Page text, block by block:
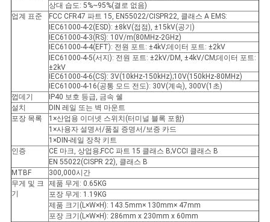
상대 습도: 5%~95%(결로 없음)
업계 표준
FCC CFR47 파트 15, EN55022/CISPR22, 클래스 A EMS:
IEC61000-4-2(ESD): ±8kV(접점), ±15kV(공기)
IEC61000-4-3(RS): 10V/m(80MHz-2GHz)
IEC61000-4-4(EFT): 전원 포트: ±4kV;데이터 포트: ±2kV
IEC61000-4-5(서지): 전원 포트: ±2kV/DM, ±4kV/CM;데이터 포트:
±2kV
IEC61000-4-6(CS): 3V(10kHz-150kHz);10V(150kHz-80MHz)
IEC61000-4-16(공통 모드 전도): 30V(계속), 300V(1초)
껍데기
IP40 보호 등급, 금속 쉘
설치
DIN 레일 또는 벽 마운트
포장 목록
1×산업용 이더넷 스위치(터미널 ​​블록 포함)
1×사용자 설명서/품질 증명서/보증 카드
1×DIN-레일 장착 키트
인증
CE 마크, 상업용;FCC 파트 15 클래스 B;VCCI 클래스 B
EN 55022(CISPR 22), 클래스 B
MTBF
300,000시간
무게 및 크
기
제품 무게: 0.65KG
포장 무게: 1.19KG
제품 크기(L×W×H): 143.5mm× 130mm× 47mm
포장 크기(L×W×H): 286mm x 230mm x 60mm